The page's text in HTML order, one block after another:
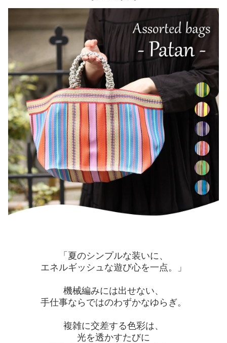
「夏のシンプルな装いに、
エネルギッシュな遊び心を一点。」
機械編みには出せない、
手仕事ならではのわずかなゆらぎ。
複雑に交差する色彩は、
光を透かすたびに